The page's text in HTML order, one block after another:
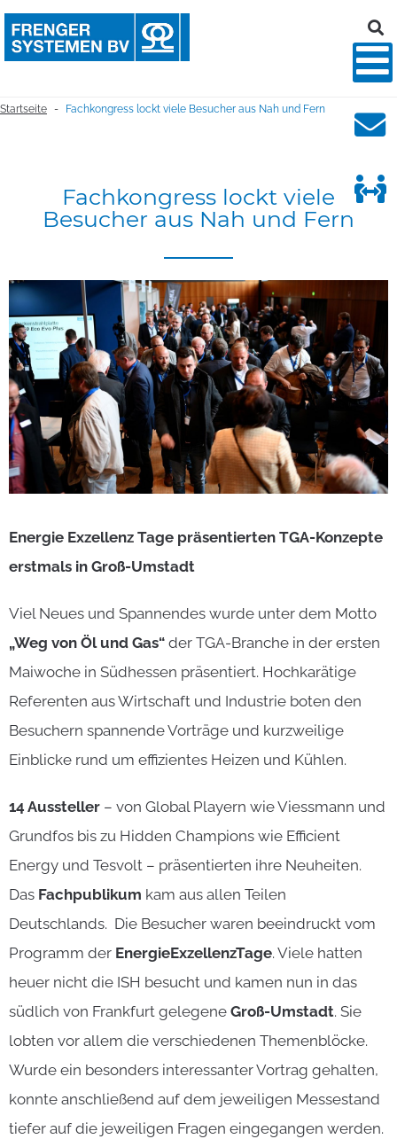
Startseite - Fachkongress lockt viele Besucher aus Nah und Fern
Fachkongress lockt viele
Besucher aus Nah und Fern
Energie Exzellenz Tage präsentierten TGA-Konzepte
erstmals in Groß-Umstadt
Viel Neues und Spannendes wurde unter dem Motto
„Weg von Öl und Gas“ der TGA-Branche in der ersten
Maiwoche in Südhessen präsentiert. Hochkarätige
Referenten aus Wirtschaft und Industrie boten den
Besuchern spannende Vorträge und kurzweilige
Einblicke rund um effizientes Heizen und Kühlen.
14 Aussteller – von Global Playern wie Viessmann und
Grundfos bis zu Hidden Champions wie Efficient
Energy und Tesvolt – präsentierten ihre Neuheiten.
Das Fachpublikum kam aus allen Teilen
Deutschlands. Die Besucher waren beeindruckt vom
Programm der EnergieExzellenzTage. Viele hatten
heuer nicht die ISH besucht und kamen nun in das
südlich von Frankfurt gelegene Groß-Umstadt. Sie
lobten vor allem die verschiedenen Themenblöcke.
Wurde ein besonders interessanter Vortrag gehalten,
konnte anschließend auf dem jeweiligen Messestand
tiefer auf die jeweiligen Fragen eingegangen werden.